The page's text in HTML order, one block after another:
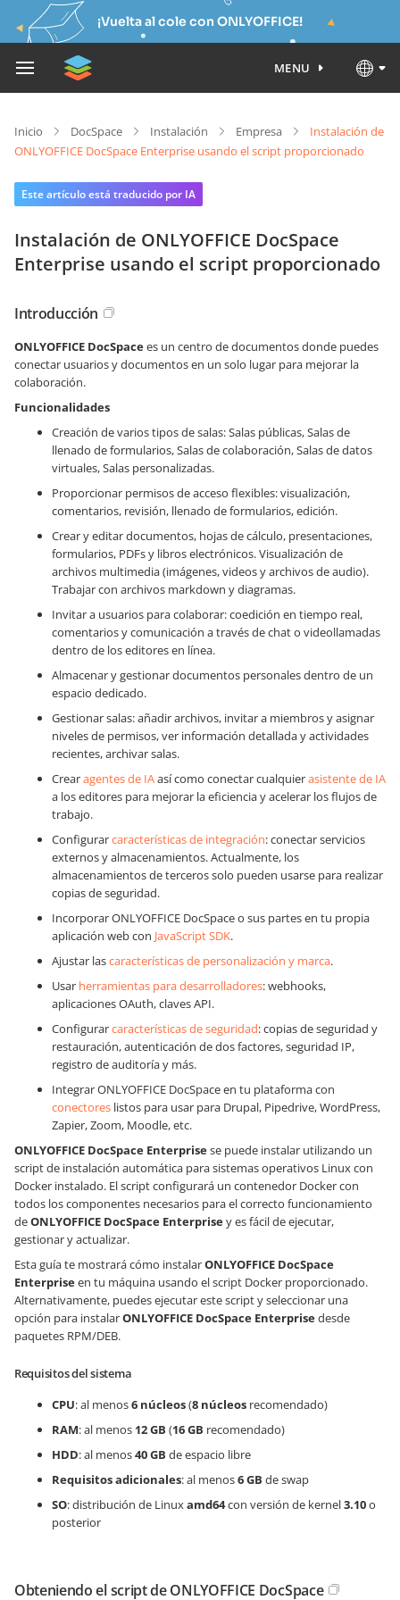
¡Vuelta al cole con ONLYOFFICE!
MENU
Inicio DocSpace Instalación Empresa
Instalación de
ONLYOFFICE DocSpace Enterprise usando el script proporcionado
Este artículo está traducido por IA
Instalación de ONLYOFFICE DocSpace
Enterprise usando el script proporcionado
Introducción
ONLYOFFICE DocSpacees un centro de documentos donde puedes
conectar usuarios y documentos en un solo lugar para mejorar la
colaboración.
Funcionalidades
Creación de varios tipos de salas: Salas públicas, Salas de
llenado de formularios, Salas de colaboración, Salas de datos
virtuales, Salas personalizadas.
Proporcionar permisos de acceso flexibles: visualización,
comentarios, revisión, llenado de formularios, edición.
Crear y editar documentos, hojas de cálculo, presentaciones,
formularios, PDFs y libros electrónicos. Visualización de
archivos multimedia (imágenes, videos y archivos de audio).
Trabajar con archivos markdown y diagramas.
Invitar a usuarios para colaborar: coedición en tiempo real,
comentarios y comunicación a través de chat o videollamadas
dentro de los editores en línea.
Almacenar y gestionar documentos personales dentro de un
espacio dedicado.
Gestionar salas: añadir archivos, invitar a miembros y asignar
niveles de permisos, ver información detallada y actividades
recientes, archivar salas.
Crearagentes de IAasí como conectar cualquierasistente de IA
a los editores para mejorar la eficiencia y acelerar los flujos de
trabajo.
Configurarcaracterísticas de integración: conectar servicios
externos y almacenamientos. Actualmente, los
almacenamientos de terceros solo pueden usarse para realizar
copias de seguridad.
Incorporar ONLYOFFICE DocSpace o sus partes en tu propia
aplicación web con JavaScript SDK.
Ajustar lascaracterísticas de personalización y marca.
Usar herramientas para desarrolladores: webhooks,
aplicaciones OAuth, claves API.
Configurarcaracterísticas de seguridad: copias de seguridad y
restauración, autenticación de dos factores, seguridad IP,
registro de auditoría y más.
Integrar ONLYOFFICE DocSpace en tu plataforma con
conectores listos para usar para Drupal, Pipedrive, WordPress,
Zapier, Zoom, Moodle, etc.
ONLYOFFICE DocSpace Enterprisese puede instalar utilizando un
script de instalación automática para sistemas operativos Linux con
Docker instalado. El script configurará un contenedor Docker con
todos los componentes necesarios para el correcto funcionamiento
deONLYOFFICE DocSpace Enterprisey es fácil de ejecutar,
gestionar y actualizar.
Esta guía te mostrará cómo instalarONLYOFFICE DocSpace
Enterpriseen tu máquina usando el script Docker proporcionado.
Alternativamente, puedes ejecutar este script y seleccionar una
opción para instalarONLYOFFICE DocSpace Enterprisedesde
paquetes RPM/DEB.
Requisitos del sistema
CPU: al menos6 núcleos(8 núcleos recomendado)
RAM: al menos 12 GB (16 GB recomendado)
HDD: al menos40 GB de espacio libre
Requisitos adicionales: al menos6 GB de swap
SO: distribución de Linuxamd64con versión de kernel3.10o
posterior
Obteniendo el script de ONLYOFFICE DocSpace